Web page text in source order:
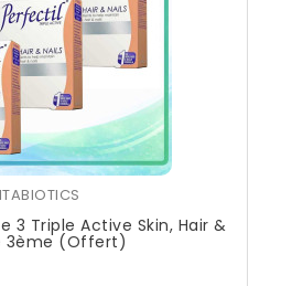
3 Triple Active Skin, Hair &
3ème (Offert)